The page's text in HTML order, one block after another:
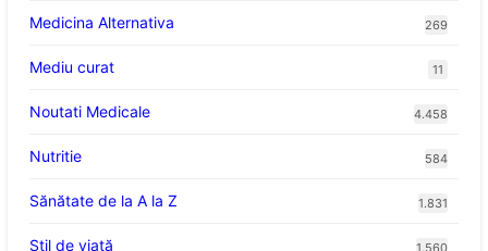
Medicina Alternativa 269
Mediu curat 11
Noutati Medicale 4.458
Nutritie 584
Sănătate de la A la Z 1.831
Stil de viaţă 1.560